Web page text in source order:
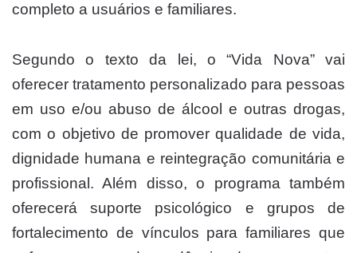
completo a usuários e familiares.
Segundo o texto da lei, o “Vida Nova” vai
oferecer tratamento personalizado para pessoas
em uso e/ou abuso de álcool e outras drogas,
com o objetivo de promover qualidade de vida,
dignidade humana e reintegração comunitária e
profissional. Além disso, o programa também
oferecerá suporte psicológico e grupos de
fortalecimento de vínculos para familiares que